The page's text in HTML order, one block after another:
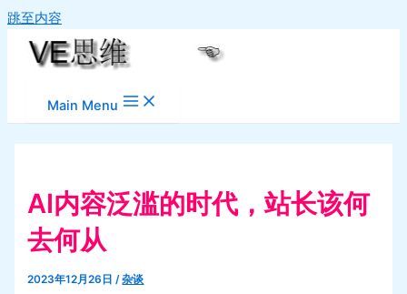
跳至内容
Main Menu
AI内容泛滥的时代，站长该何
去何从
2023年12月26日/杂谈